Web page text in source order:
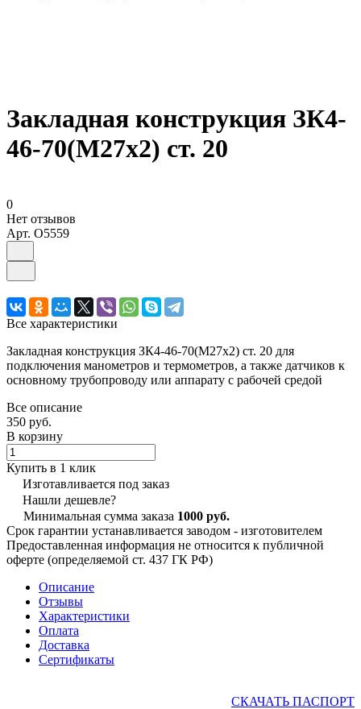
Закладная конструкция ЗК4-
46-70(М27х2) ст. 20
0
Нет отзывов
Арт. O5559
Все характеристики
Закладная конструкция ЗК4-46-70(М27х2) ст. 20 для
подключения манометров и термометров, а также датчиков к
основному трубопроводу или аппарату с рабочей средой
Все описание
350 руб.
В корзину
Купить в 1 клик
Изготавливается под заказ
Нашли дешевле?
Минимальная сумма заказа 1000 руб.
Срок гарантии устанавливается заводом - изготовителем
Предоставленная информация не относится к публичной
оферте (определяемой ст. 437 ГК РФ)
Описание
Отзывы
Характеристики
Оплата
Доставка
Сертификаты
СКАЧАТЬ ПАСПОРТ